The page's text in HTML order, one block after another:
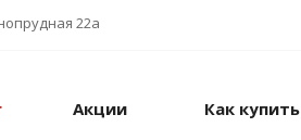
22а
Акции Как купить